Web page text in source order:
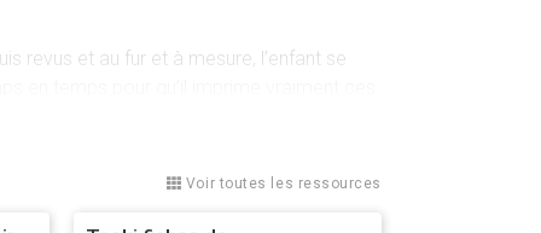
revus et au fur et à mesure, l’enfant se
ou non (lecture). Si le mot est écrit, l’enfant
Voir toutes les ressources